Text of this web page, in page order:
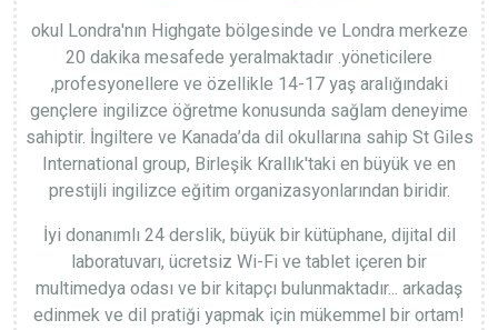
okul Londra'nın Highgate bölgesinde ve Londra merkeze
20 dakika mesafede yeralmaktadır .yöneticilere
,profesyonellere ve özellikle 14-17 yaş aralığındaki
gençlere ingilizce öğretme konusunda sağlam deneyime
sahiptir. İngiltere ve Kanada’da dil okullarına sahip St Giles
International group, Birleşik Krallık'taki en büyük ve en
prestijli ingilizce eğitim organizasyonlarından biridir.
İyi donanımlı 24 derslik, büyük bir kütüphane, dijital dil
laboratuvarı, ücretsiz Wi-Fi ve tablet içeren bir
multimedya odası ve bir kitapçı bulunmaktadır... arkadaş
edinmek ve dil pratiği yapmak için mükemmel bir ortam!